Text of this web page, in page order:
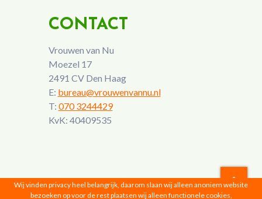
CONTACT
Vrouwen van Nu
Moezel 17
2491 CV Den Haag
E: bureau@vrouwenvannu.nl
T: 070 3244429
KvK: 40409535
Wij vinden privacy heel belangrijk, daarom slaan wij alleen anoniem website
bezoeken op voor de rest plaatsen wij alleen functionele cookies,